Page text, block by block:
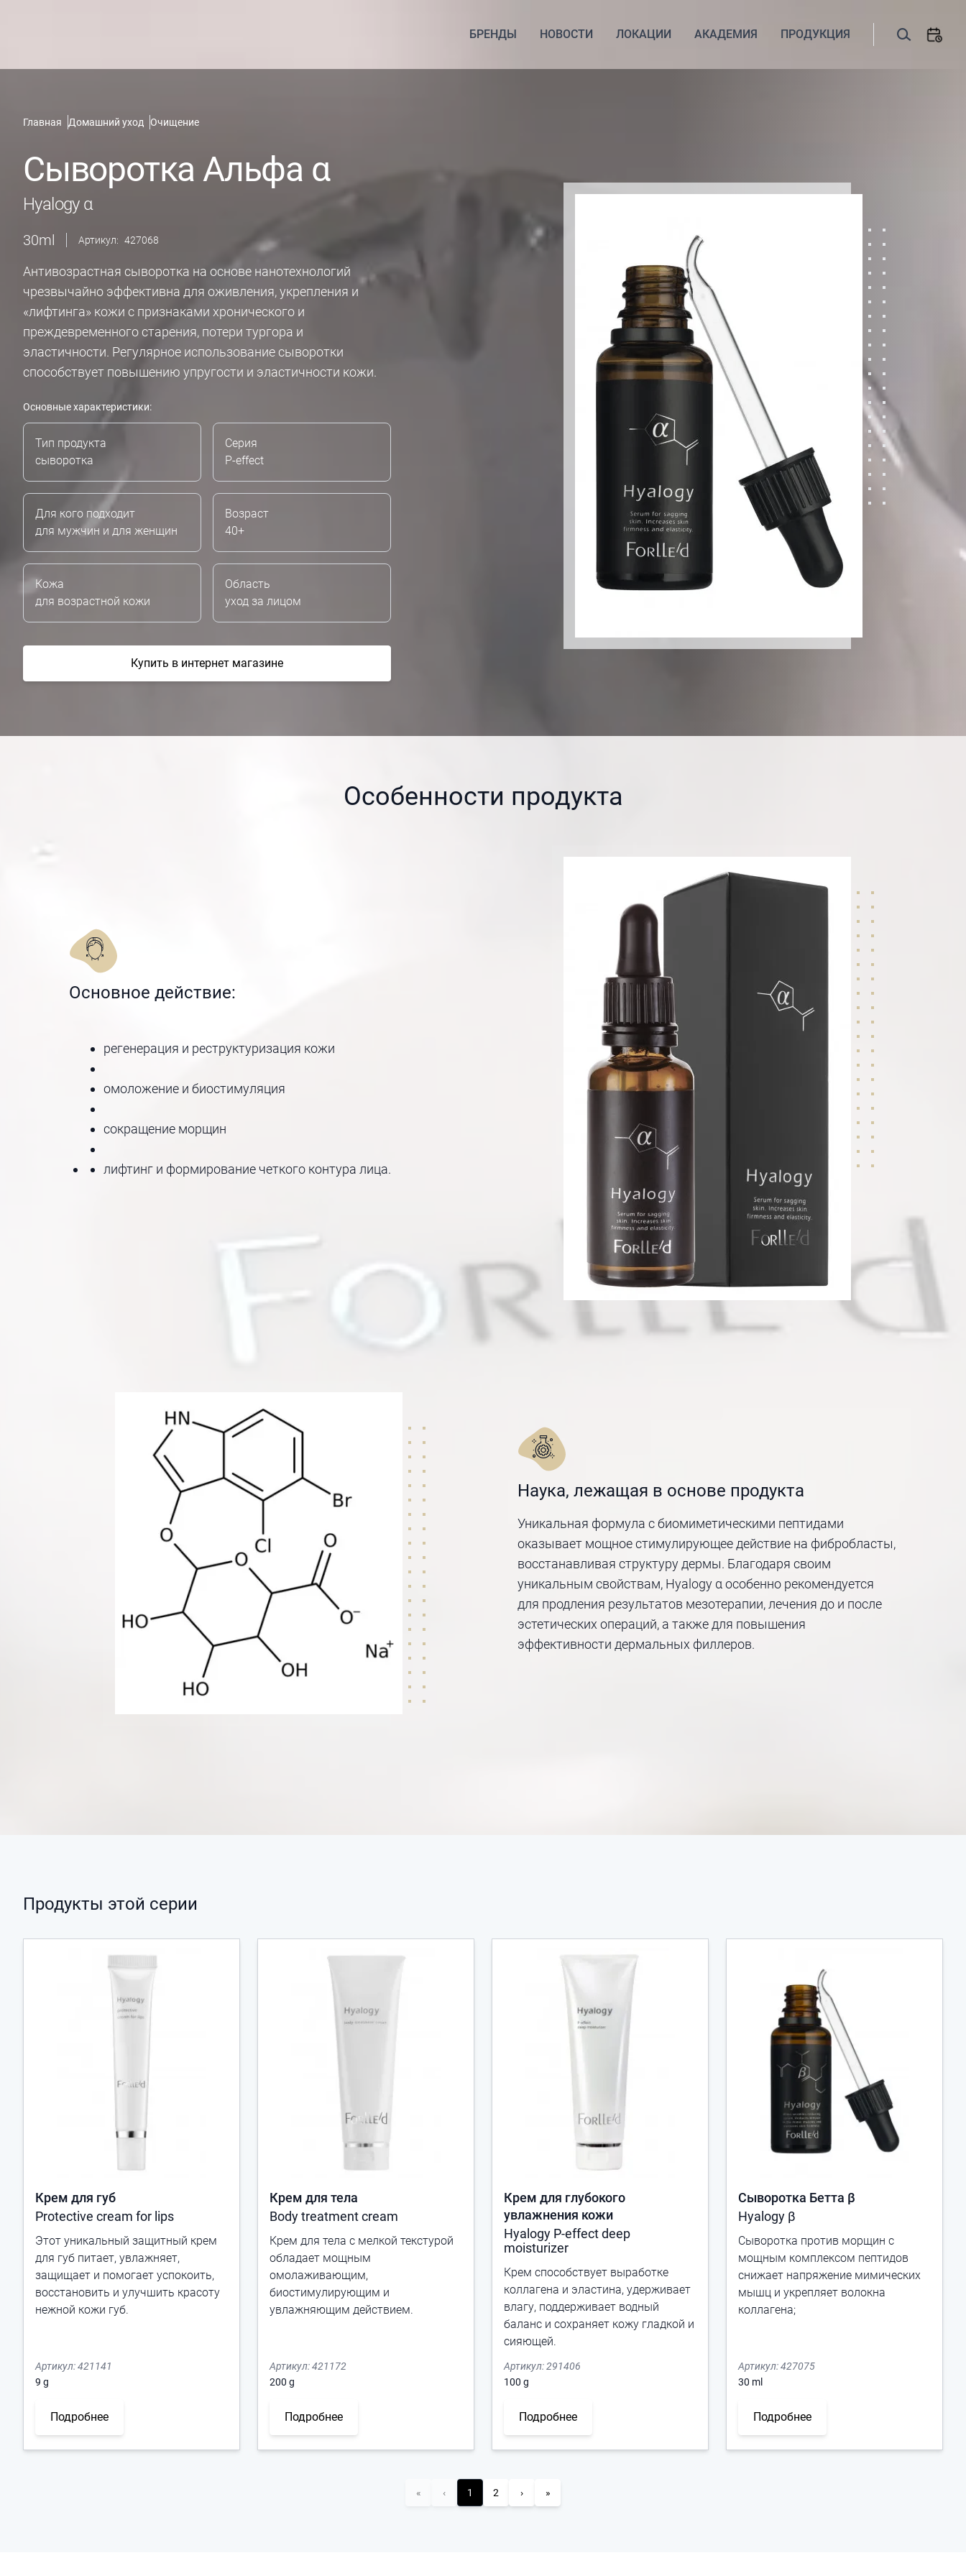
БРЕНДЫ НОВОСТИ ЛОКАЦИИ АКАДЕМИЯ ПРОДУКЦИЯ
Главная Домашний уход Очищение
Сыворотка Альфа α
Hyalogy α
30ml Артикул: 427068
Антивозрастная сыворотка на основе нанотехнологий
чрезвычайно эффективна для оживления, укрепления и
«лифтинга» кожи с признаками хронического и
преждевременного старения, потери тургора и
эластичности. Регулярное использование сыворотки
способствует повышению упругости и эластичности кожи.
Основные характеристики:
Тип продукта
сыворотка
Серия
P-effect
Для кого подходит
для мужчин и для женщин
Возраст
40+
Кожа
для возрастной кожи
Область
уход за лицом
Купить в интернет магазине
Особенности продукта
Основное действие:
регенерация и реструктуризация кожи
омоложение и биостимуляция
сокращение морщин
лифтинг и формирование четкого контура лица.
Наука, лежащая в основе продукта
Уникальная формула с биомиметическими пептидами
оказывает мощное стимулирующее действие на фибробласты,
восстанавливая структуру дермы. Благодаря своим
уникальным свойствам, Hyalogy α особенно рекомендуется
для продления результатов мезотерапии, лечения до и после
эстетических операций, а также для повышения
эффективности дермальных филлеров.
Продукты этой серии
Крем для губ
Protective cream for lips
Этот уникальный защитный крем
для губ питает, увлажняет,
защищает и помогает успокоить,
восстановить и улучшить красоту
нежной кожи губ.
Артикул:421141
9 g
Подробнее
Крем для тела
Body treatment cream
Крем для тела с мелкой текстурой
обладает мощным
омолаживающим,
биостимулирующим и
увлажняющим действием.
Артикул:421172
200 g
Подробнее
Крем для глубокого
увлажнения кожи
Hyalogy P-effect deep
moisturizer
Крем способствует выработке
коллагена и эластина, удерживает
влагу, поддерживает водный
баланс и сохраняет кожу гладкой и
сияющей.
Артикул:291406
100 g
Подробнее
Сыворотка Бетта β
Hyalogy β
Сыворотка против морщин с
мощным комплексом пептидов
снижает напряжение мимических
мышц и укрепляет волокна
коллагена;
Артикул:427075
30 ml
Подробнее
« ‹ 1 2 › »